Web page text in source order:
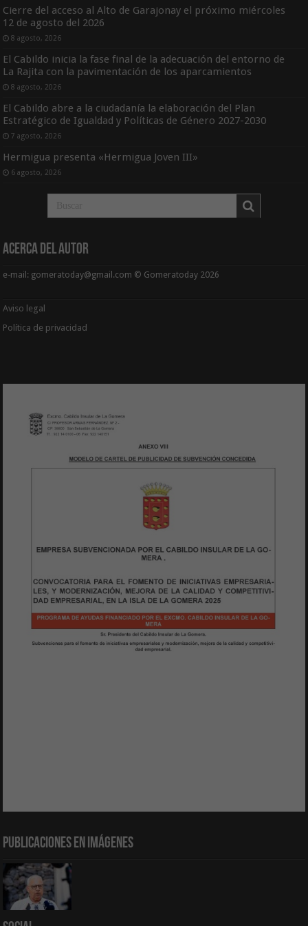
Cierre del acceso al Alto de Garajonay el próximo miércoles
12 de agosto del 2026
8 agosto, 2026
El Cabildo inicia la fase final de la adecuación del entorno de
La Rajita con la pavimentación de los aparcamientos
8 agosto, 2026
El Cabildo abre a la ciudadanía la elaboración del Plan
Estratégico de Igualdad y Políticas de Género 2027-2030
7 agosto, 2026
Hermigua presenta «Hermigua Joven III»
6 agosto, 2026
Acerca del Autor
e-mail: gomeratoday@gmail.com © Gomeratoday 2026
Aviso legal
Política de privacidad
Publicaciones en Imágenes